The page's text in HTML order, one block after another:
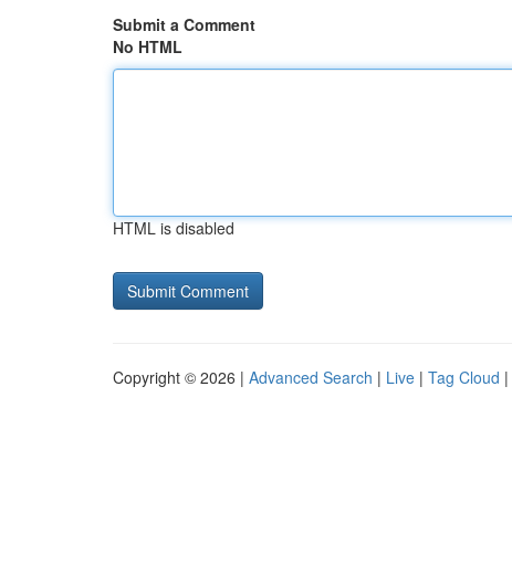
Submit a Comment
No HTML
HTML is disabled
Copyright © 2026 | Advanced Search | Live | Tag Cloud |